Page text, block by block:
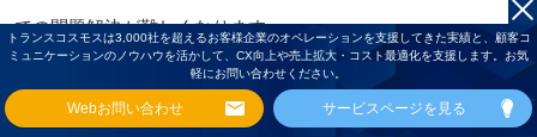
での問題解決が難しくなります。
・いくつもの手順を説明しなければならない場合
トランスコスモスは3,000社を超えるお客様企業のオペレーションを支援してきた実績と、顧客コ
ミュニケーションのノウハウを活かして、CX向上や売上拡大・コスト最適化を支援します。お気
軽にお問い合わせください。
Webお問い合わせ サービスページを見る